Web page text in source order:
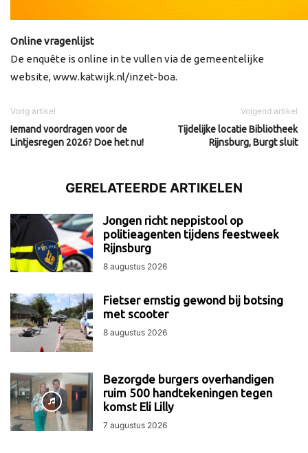
Online vragenlijst
De enquête is online in te vullen via de gemeentelijke
website, www.katwijk.nl/inzet-boa.
Vorig artikel
Iemand voordragen voor de
Lintjesregen 2026? Doe het nu!
Volgend artikel
Tijdelijke locatie Bibliotheek
Rijnsburg, Burgt sluit
GERELATEERDE ARTIKELEN
Jongen richt neppistool op
politieagenten tijdens feestweek
Rijnsburg
8 augustus 2026
Fietser ernstig gewond bij botsing
met scooter
8 augustus 2026
Bezorgde burgers overhandigen
ruim 500 handtekeningen tegen
komst Eli Lilly
7 augustus 2026